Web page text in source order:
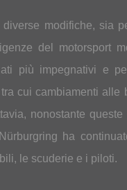
modifiche, sia
del motorsport
più impegnativi e
cui cambiamenti alle
nonostante queste
ha
le scuderie e i piloti.